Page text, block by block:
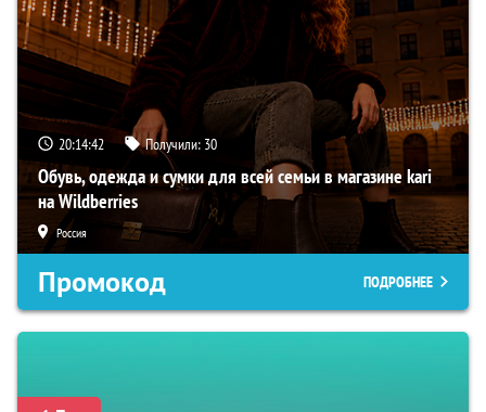
20:14:41 Получили: 30
Обувь, одежда и сумки для всей семьи в магазине kari
на Wildberries
Россия
Промокод ПОДРОБНЕЕ